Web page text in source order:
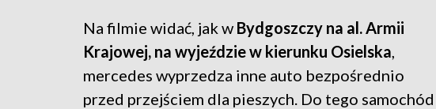
Na filmie widać, jak w Bydgoszczy na al. Armii
Krajowej, na wyjeździe w kierunku Osielska
mercedes wyprzedza inne auto bezpośrednio
przed przejściem dla pieszych. Do tego samochód